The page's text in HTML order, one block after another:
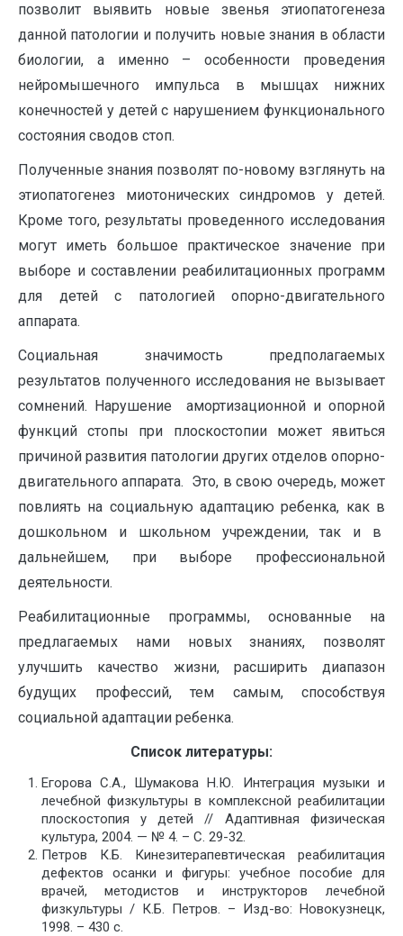
позволит выявить новые звенья этиопатогенеза
данной патологии и получить новые знания в области
биологии, а именно – особенности проведения
нейромышечного импульса в мышцах нижних
конечностей у детей с нарушением функционального
состояния сводов стоп.
Полученные знания позволят по-новому взглянуть на
этиопатогенез миотонических синдромов у детей.
Кроме того, результаты проведенного исследования
могут иметь большое практическое значение при
выборе и составлении реабилитационных программ
для детей с патологией опорно-двигательного
аппарата.
Социальная значимость предполагаемых
результатов полученного исследования не вызывает
сомнений. Нарушение амортизационной и опорной
функций стопы при плоскостопии может явиться
причиной развития патологии других отделов опорно-
двигательного аппарата. Это, в свою очередь, может
повлиять на социальную адаптацию ребенка, как в
дошкольном и школьном учреждении, так и в
дальнейшем, при выборе профессиональной
деятельности.
Реабилитационные программы, основанные на
предлагаемых нами новых знаниях, позволят
улучшить качество жизни, расширить диапазон
будущих профессий, тем самым, способствуя
социальной адаптации ребенка.
Список литературы:
Егорова С.А., Шумакова Н.Ю. Интеграция музыки и
лечебной физкультуры в комплексной реабилитации
плоскостопия у детей // Адаптивная физическая
культура, 2004. — № 4. – С. 29-32.
Петров К.Б. Кинезитерапевтическая реабилитация
дефектов осанки и фигуры: учебное пособие для
врачей, методистов и инструкторов лечебной
физкультуры / К.Б. Петров. – Изд-во: Новокузнецк,
1998. – 430 с.